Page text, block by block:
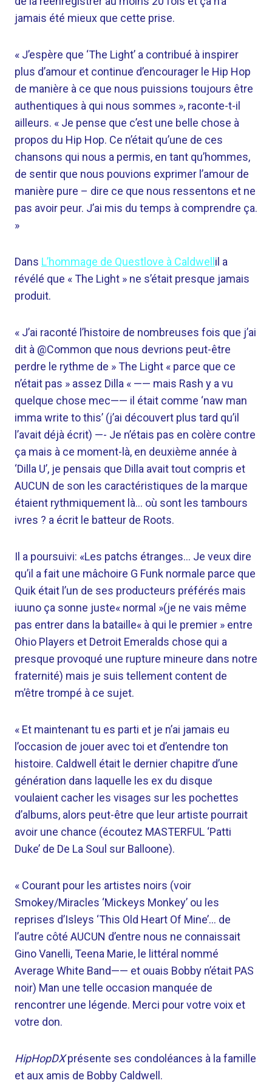
jamais été mieux que cette prise.
« J’espère que ‘The Light’ a contribué à inspirer
plus d’amour et continue d’encourager le Hip Hop
de manière à ce que nous puissions toujours être
authentiques à qui nous sommes », raconte-t-il
ailleurs. « Je pense que c’est une belle chose à
propos du Hip Hop. Ce n’était qu’une de ces
chansons qui nous a permis, en tant qu’hommes,
de sentir que nous pouvions exprimer l’amour de
manière pure – dire ce que nous ressentons et ne
pas avoir peur. J’ai mis du temps à comprendre ça.
»
Dans L’hommage de Questlove à Caldwell il a
révélé que « The Light » ne s’était presque jamais
produit.
« J’ai raconté l’histoire de nombreuses fois que j’ai
dit à @Common que nous devrions peut-être
perdre le rythme de » The Light « parce que ce
n’était pas » assez Dilla « —— mais Rash y a vu
quelque chose mec—— il était comme ‘naw man
imma write to this’ (j’ai découvert plus tard qu’il
l’avait déjà écrit) —- Je n’étais pas en colère contre
ça mais à ce moment-là, en deuxième année à
‘Dilla U’, je pensais que Dilla avait tout compris et
AUCUN de son les caractéristiques de la marque
étaient rythmiquement là… où sont les tambours
ivres ? a écrit le batteur de Roots.
Il a poursuivi: «Les patchs étranges… Je veux dire
qu’il a fait une mâchoire G Funk normale parce que
Quik était l’un de ses producteurs préférés mais
iuuno ça sonne juste« normal »(je ne vais même
pas entrer dans la bataille« à qui le premier » entre
Ohio Players et Detroit Emeralds chose qui a
presque provoqué une rupture mineure dans notre
fraternité) mais je suis tellement content de
m’être trompé à ce sujet.
« Et maintenant tu es parti et je n’ai jamais eu
l’occasion de jouer avec toi et d’entendre ton
histoire. Caldwell était le dernier chapitre d’une
génération dans laquelle les ex du disque
voulaient cacher les visages sur les pochettes
d’albums, alors peut-être que leur artiste pourrait
avoir une chance (écoutez MASTERFUL ‘Patti
Duke’ de De La Soul sur Balloone).
« Courant pour les artistes noirs (voir
Smokey/Miracles ‘Mickeys Monkey’ ou les
reprises d’Isleys ‘This Old Heart Of Mine’… de
l’autre côté AUCUN d’entre nous ne connaissait
Gino Vanelli, Teena Marie, le littéral nommé
Average White Band—— et ouais Bobby n’était PAS
noir) Man une telle occasion manquée de
rencontrer une légende. Merci pour votre voix et
votre don.
HipHopDXprésente ses condoléances à la famille
et aux amis de Bobby Caldwell.